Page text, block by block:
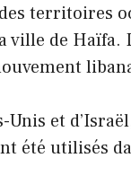
territoires
ville de
et
été utilisés